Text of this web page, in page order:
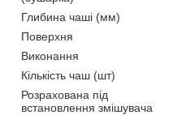
Глибина чаші (мм)
Поверхня
Виконання
Кількість чаш (шт)
Розрахована під
встановлення змішувача